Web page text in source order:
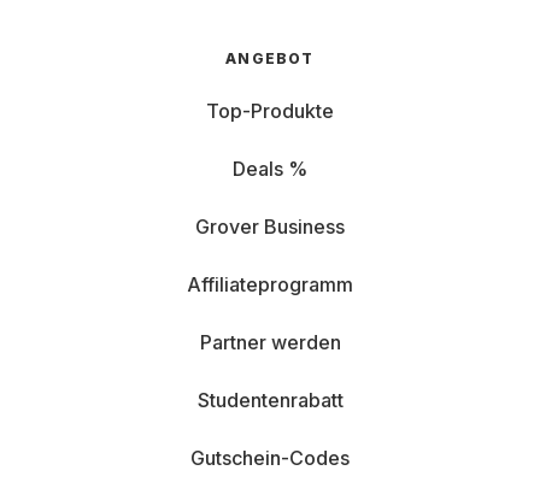
ANGEBOT
Top-Produkte
Deals %
Grover Business
Affiliateprogramm
Partner werden
Studentenrabatt
Gutschein-Codes